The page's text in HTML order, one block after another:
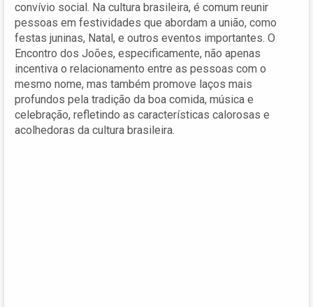
convívio social. Na cultura brasileira, é comum reunir
pessoas em festividades que abordam a união, como
festas juninas, Natal, e outros eventos importantes. O
Encontro dos Joões, especificamente, não apenas
incentiva o relacionamento entre as pessoas com o
mesmo nome, mas também promove laços mais
profundos pela tradição da boa comida, música e
celebração, refletindo as características calorosas e
acolhedoras da cultura brasileira.